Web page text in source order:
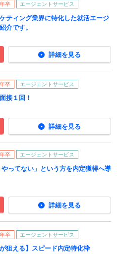
卒 エージェントサービス
ティング業界に特化した就活エージ
介です。
詳細を見る
卒 エージェントサービス
接１回！
詳細を見る
卒 エージェントサービス
ってない」という方を内定獲得へ導
詳細を見る
卒 エージェントサービス
狙える】スピード内定特化枠